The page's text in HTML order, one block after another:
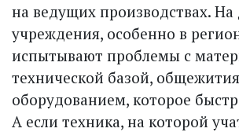
на ведущих производствах. На
учреждения, особенно в
испытывают проблемы с
технической базой,
оборудованием, которое
А если техника, на которой